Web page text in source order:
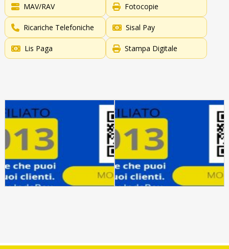
MAV/RAV Fotocopie
Ricariche Telefoniche Sisal Pay
Lis Paga Stampa Digitale